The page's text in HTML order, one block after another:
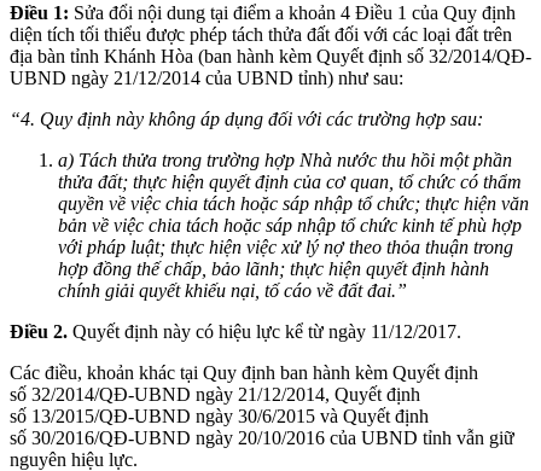
Điều 1: Sửa đổi nội dung tại điểm a khoản 4 Điều 1 của Quy định
diện tích tối thiểu được phép tách thửa đất đối với các loại đất trên
địa bàn tỉnh Khánh Hòa (ban hành kèm Quyết định số 32/2014/QĐ-
UBND ngày 21/12/2014 của UBND tỉnh) như sau:
“4. Quy định này không áp dụng đối với các trường hợp sau:
a) Tách thửa trong trường hợp Nhà nước thu hồi một phần
thửa đất; thực hiện quyết định của cơ quan, tổ chức có thẩm
quyền về việc chia tách hoặc sáp nhập tổ chức; thực hiện văn
bản về việc chia tách hoặc sáp nhập tổ chức kinh tế phù hợp
với pháp luật; thực hiện việc xử lý nợ theo thỏa thuận trong
hợp đồng thế chấp, bảo lãnh; thực hiện quyết định hành
chính giải quyết khiếu nại, tốcáo về đất đai.”
Điều 2. Quyết định này có hiệu lực kể từ ngày 11/12/2017.
Các điều, khoản khác tại Quy định ban hành kèm Quyết định
số 32/2014/QĐ-UBND ngày 21/12/2014, Quyết định
số 13/2015/QĐ-UBND ngày 30/6/2015 và Quyết định
số 30/2016/QĐ-UBND ngày 20/10/2016 của UBND tỉnh vẫn giữ
nguyên hiệu lực.